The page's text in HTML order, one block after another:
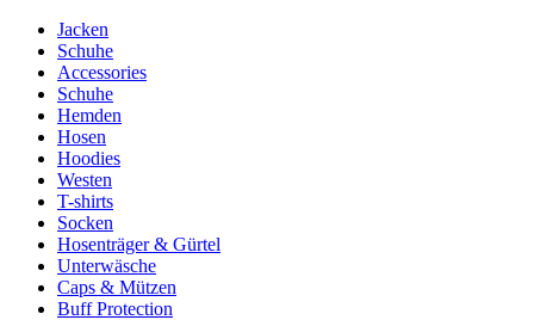
Jacken
Schuhe
Accessories
Schuhe
Hemden
Hosen
Hoodies
Westen
T-shirts
Socken
Hosenträger & Gürtel
Unterwäsche
Caps & Mützen
Buff Protection